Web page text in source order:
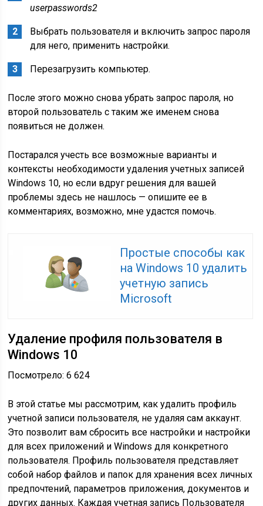
userpasswords2
Выбрать пользователя и включить запрос пароля
для него, применить настройки.
Перезагрузить компьютер.
После этого можно снова убрать запрос пароля, но
второй пользователь с таким же именем снова
появиться не должен.
Постарался учесть все возможные варианты и
контексты необходимости удаления учетных записей
Windows 10, но если вдруг решения для вашей
проблемы здесь не нашлось — опишите ее в
комментариях, возможно, мне удастся помочь.
Простые способы как
на Windows 10 удалить
учетную запись
Microsoft
Удаление профиля пользователя в
Windows 10
Посмотрело: 6 624
В этой статье мы рассмотрим, как удалить профиль
учетной записи пользователя, не удаляя сам аккаунт.
Это позволит вам сбросить все настройки и настройки
для всех приложений и Windows для конкретного
пользователя. Профиль пользователя представляет
собой набор файлов и папок для хранения всех личных
предпочтений, параметров приложения, документов и
других данных. Каждая учетная запись Пользователя